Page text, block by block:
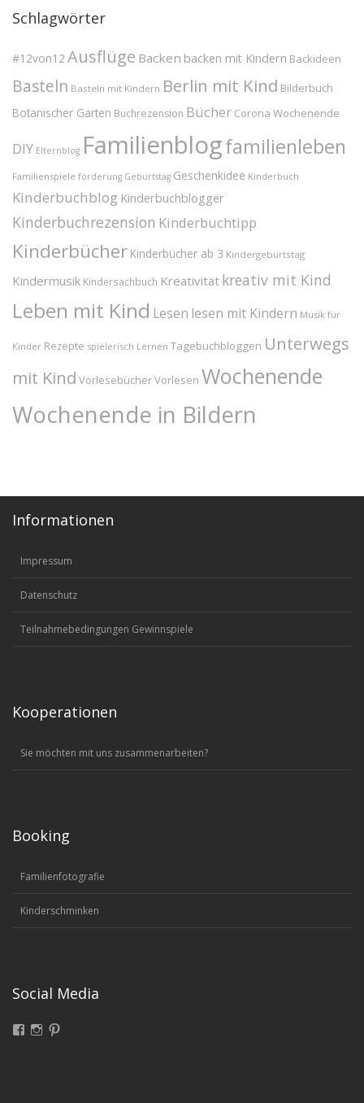
Schlagwörter
#12von12 Ausflüge Backen backen mit Kindern Backideen
Basteln Basteln mit Kindern Berlin mit Kind Bilderbuch
Botanischer Garten Buchrezension Bücher Corona Wochenende
DIY Elternblog Familienblogfamilienleben
Familienspiele förderung Geburtstag Geschenkidee Kinderbuch
Kinderbuchblog Kinderbuchblogger
Kinderbuchrezension Kinderbuchtipp
Kinderbücher Kinderbücher ab 3 Kindergeburtstag
Kindermusik Kindersachbuch Kreativität kreativ mit Kind
Leben mit Kind Lesen lesen mit Kindern Musik für
Kinder Rezepte spielerisch Lernen Tagebuchbloggen Unterwegs
mit Kind VorlesebücherVorlesen Wochenende
Wochenende in Bildern
Informationen
Impressum
Datenschutz
Teilnahmebedingungen Gewinnspiele
Kooperationen
Sie möchten mit uns zusammenarbeiten?
Booking
Familienfotografie
Kinderschminken
Social Media
FacebookInstagram